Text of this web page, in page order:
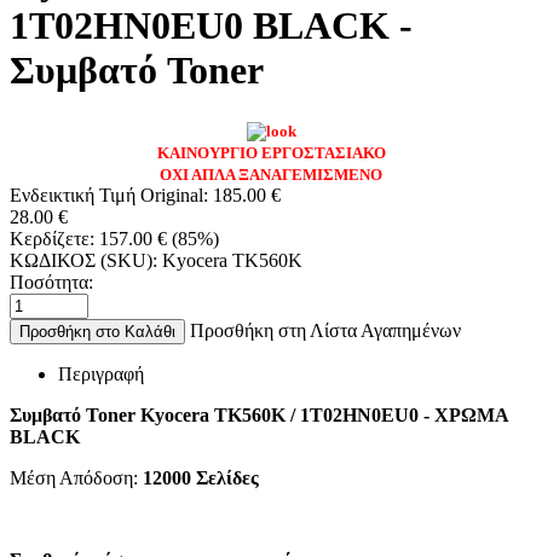
1T02HN0EU0 BLACK -
Συμβατό Toner
ΚΑΙΝΟΥΡΓΙΟ ΕΡΓΟΣΤΑΣΙΑΚΟ
ΟΧΙ ΑΠΛΑ ΞΑΝΑΓΕΜΙΣΜΕΝΟ
Ενδεικτική Τιμή Original: 185.00 €
28.00 €
Κερδίζετε: 157.00 € (85%)
ΚΩΔΙΚΟΣ (SKU): Kyocera TK560K
Ποσότητα:
Προσθήκη στο Καλάθι Προσθήκη στη Λίστα Αγαπημένων
Περιγραφή
Συμβατό Toner Kyocera TK560K / 1T02HN0EU0 - ΧΡΩΜΑ
BLACK
Μέση Απόδοση: 12000 Σελίδες